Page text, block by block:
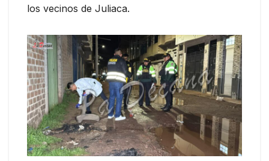
los vecinos de Juliaca.